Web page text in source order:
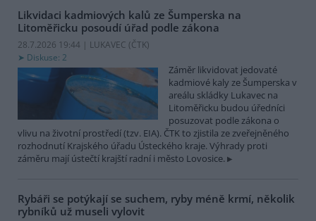
Likvidaci kadmiových kalů ze Šumperska na
Litoměřicku posoudí úřad podle zákona
28.7.2026 19:44 | LUKAVEC (ČTK)
Diskuse: 2
Záměr likvidovat jedovaté
kadmiové kaly ze Šumperska v
areálu skládky Lukavec na
Litoměřicku budou úředníci
posuzovat podle zákona o
vlivu na životní prostředí (tzv. EIA). ČTK to zjistila ze zveřejněného
rozhodnutí Krajského úřadu Ústeckého kraje. Výhrady proti
záměru mají ústečtí krajští radní i město Lovosice.
Rybáři se potýkají se suchem, ryby méně krmí, několik
rybníků už museli vylovit